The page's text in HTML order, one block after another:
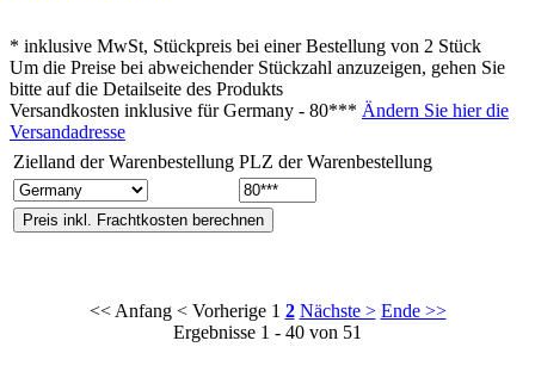
* inklusive MwSt, Stückpreis bei einer Bestellung von 2 Stück
Um die Preise bei abweichender Stückzahl anzuzeigen, gehen Sie
bitte auf die Detailseite des Produkts
Versandkosten inklusive fürGermany - 80*** Ändern Sie hier die
Versandadresse
Zielland der Warenbestellung PLZ der Warenbestellung
<< Anfang < Vorherige 1 2 Nächste > Ende >>
Ergebnisse 1 - 40 von 51